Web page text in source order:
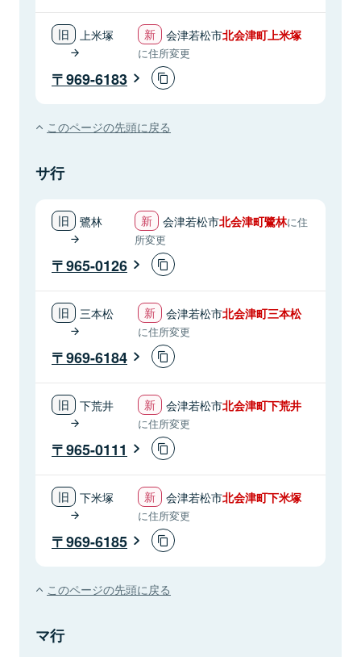
上米塚 会津若松市北会津町上米塚
に住所変更
969-6183
このページの先頭に戻る
サ行
鷺林 会津若松市北会津町鷺林に住
所変更
965-0126
三本松 会津若松市北会津町三本松
に住所変更
969-6184
下荒井 会津若松市北会津町下荒井
に住所変更
965-0111
下米塚 会津若松市北会津町下米塚
に住所変更
969-6185
このページの先頭に戻る
マ行